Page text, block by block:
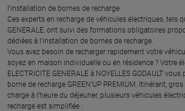
l’installation de bornes de recharge.
Ces experts en recharge de véhicules électriques, tels
GENERALE, ont suivi des formations obligatoires
dédiées à l’installation de bornes de recharge.
Vous avez besoin de recharger rapidement votre
soyez en maison individuelle ou en résidence ? Votre
ELECTRICITE GENERALE à NOYELLES GODAULT
borne de recharge GREEN’UP PREMIUM. Itinérant,
charge à l’heure du déjeuner, plusieurs véhicules
recharge est simplifiée :